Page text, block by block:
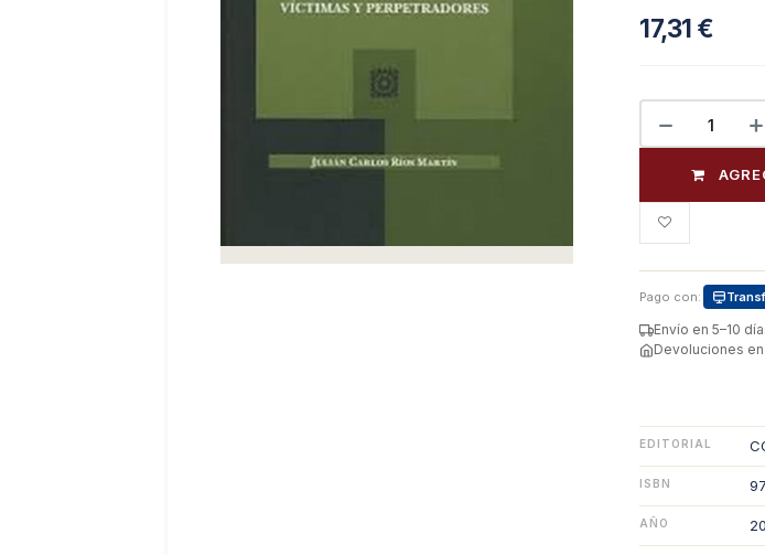
17,31 €
Pago con:
Envío en 5–10
Devoluciones en
EDITORIAL
ISBN
AÑO